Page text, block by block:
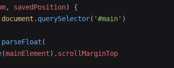
, savedPosition) {
document . querySelector( '#main' )
parseFloat (
(mainElement). scrollMarginTop